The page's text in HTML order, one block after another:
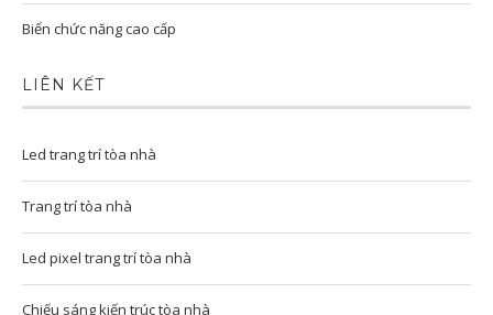
Biển chức năng cao cấp
LIÊN KẾT
Led trang trí tòa nhà
Trang trí tòa nhà
Led pixel trang trí tòa nhà
Chiếu sáng kiến trúc tòa nhà